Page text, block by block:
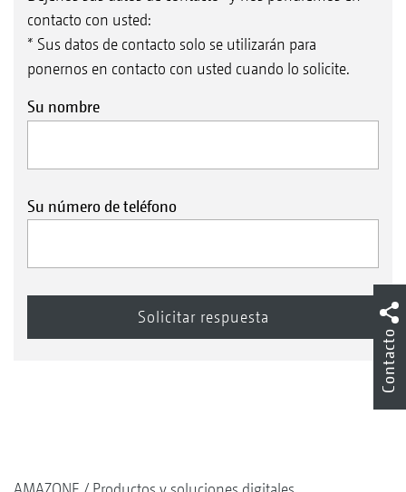
contacto con usted:
* Sus datos de contacto solo se utilizarán para
ponernos en contacto con usted cuando lo solicite.
Su nombre
Su número de teléfono
Contacto